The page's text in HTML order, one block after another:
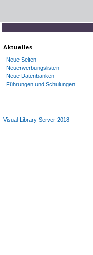
Aktuelles
Neue Seiten
Neuerwerbungslisten
Neue Datenbanken
Führungen und Schulungen
Visual Library Server 2018